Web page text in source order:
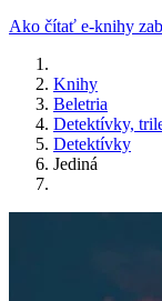
Ako čítať e-knihy
Knihy
Beletria
Detektívky,
Detektívky
Jediná